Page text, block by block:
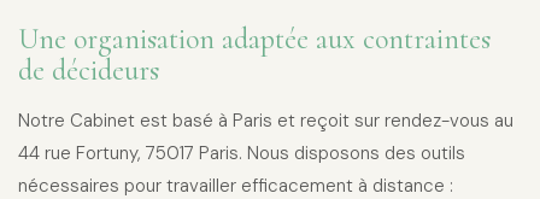
Une organisation adaptée aux contraintes
de décideurs
Notre Cabinet est basé à Paris et reçoit sur rendez-vous au
44 rue Fortuny, 75017 Paris. Nous disposons des outils
nécessaires pour travailler efficacement à distance :